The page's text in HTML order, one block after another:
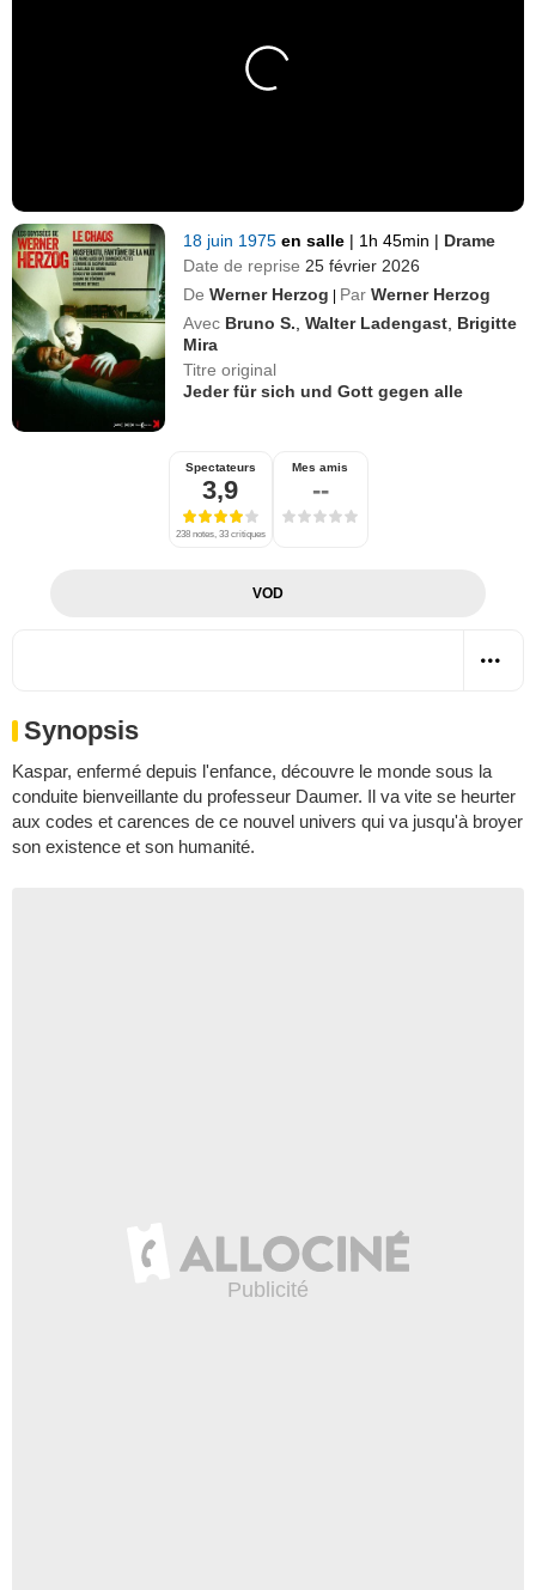
18 juin 1975en salle | 1h 45min | Drame
Date de reprise 25 février 2026
De Werner Herzog | Par Werner Herzog
Avec Bruno S. ,Walter Ladengast Brigitte
Mira
Titre original
Jeder für sich und Gott gegen alle
Spectateurs
3,9
238 notes, 33 critiques
Mes amis
--
VOD
Synopsis
Kaspar, enfermé depuis l'enfance, découvre le monde sous la
conduite bienveillante du professeur Daumer. Il va vite se heurter
aux codes et carences de ce nouvel univers qui va jusqu'à broyer
son existence et son humanité.